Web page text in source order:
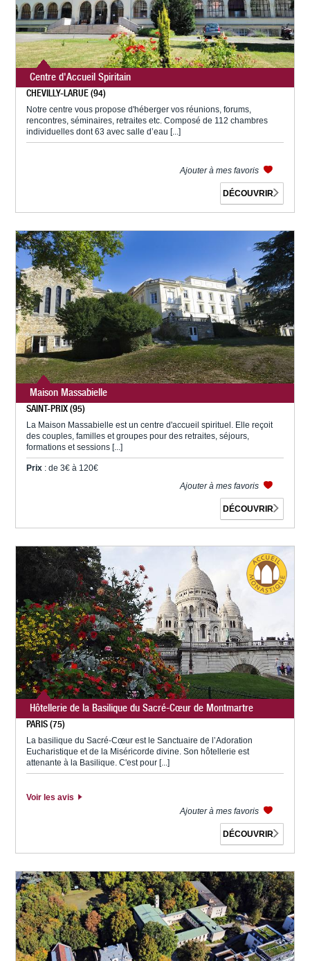
Centre d'Accueil Spiritain
CHEVILLY-LARUE (94)
Notre centre vous propose d'héberger vos réunions, forums,
rencontres, séminaires, retraites etc. Composé de 112 chambres
individuelles dont 63 avec salle d’eau [...]
Ajouter à mes favoris
DÉCOUVRIR
Maison Massabielle
SAINT-PRIX (95)
La Maison Massabielle est un centre d'accueil spirituel. Elle reçoit
des couples, familles et groupes pour des retraites, séjours,
formations et sessions [...]
Prix : de 3€ à 120€
Ajouter à mes favoris
DÉCOUVRIR
Hôtellerie de la Basilique du Sacré-Cœur de Montmartre
PARIS (75)
La basilique du Sacré-Cœur est le Sanctuaire de l’Adoration
Eucharistique et de la Miséricorde divine. Son hôtellerie est
attenante à la Basilique. C'est pour [...]
Voir les avis
Ajouter à mes favoris
DÉCOUVRIR